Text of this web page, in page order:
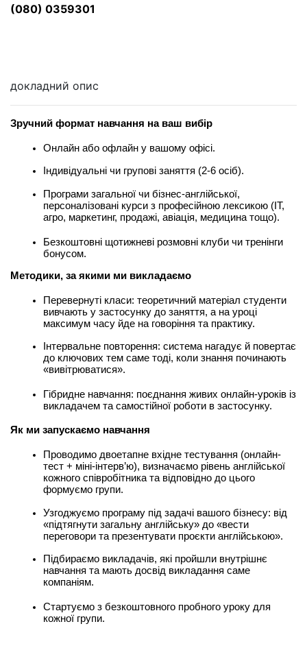
(080) 0359301
докладний опис
Зручний формат навчання на ваш вибір
Онлайн або офлайн у вашому офісі.
Індивідуальні чи групові заняття (2-6 осіб).
Програми загальної чи бізнес-англійської,
персоналізовані курси з професійною лексикою (IT,
агро, маркетинг, продажі, авіація, медицина тощо).
Безкоштовні щотижневі розмовні клуби чи тренінги
бонусом.
Методики, за якими ми викладаємо
Перевернуті класи: теоретичний матеріал студенти
вивчають у застосунку до заняття, а на уроці
максимум часу йде на говоріння та практику.
Інтервальне повторення: система нагадує й повертає
до ключових тем саме тоді, коли знання починають
«вивітрюватися».
Гібридне навчання: поєднання живих онлайн-уроків із
викладачем та самостійної роботи в застосунку.
Як ми запускаємо навчання
Проводимо двоетапне вхідне тестування (онлайн-
тест + міні-інтерв’ю), визначаємо рівень англійської
кожного співробітника та відповідно до цього
формуємо групи.
Узгоджуємо програму під задачі вашого бізнесу: від
«підтягнути загальну англійську» до «вести
переговори та презентувати проєкти англійською».
Підбираємо викладачів, які пройшли внутрішнє
навчання та мають досвід викладання саме
компаніям.
Стартуємо з безкоштовного пробного уроку для
кожної групи.